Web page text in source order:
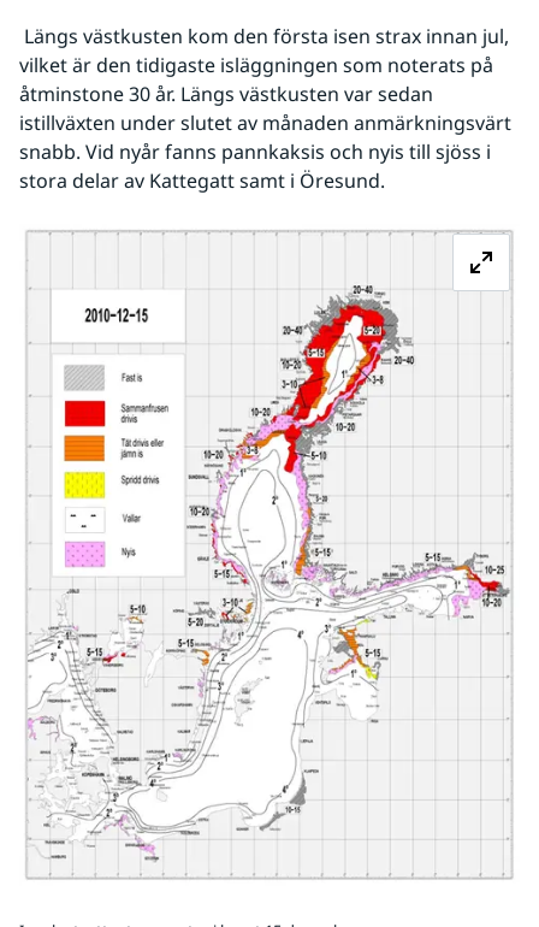
vilket är den tidigaste isläggningen som noterats på
åtminstone 30 år. Längs västkusten var sedan
istillväxten under slutet av månaden anmärkningsvärt
snabb. Vid nyår fanns pannkaksis och nyis till sjöss i
stora delar av Kattegatt samt i Öresund.